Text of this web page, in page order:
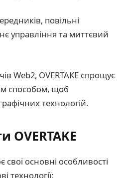
повільні
управління та миттєвий
Web2, OVERTAKE спрощує
способом, щоб
технологій.
OVERTAKE
свої основні особливості
технології: